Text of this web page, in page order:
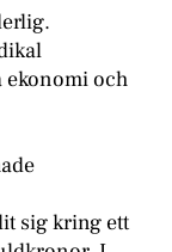
ekonomi och
sig kring ett